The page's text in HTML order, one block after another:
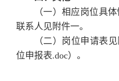
（一）相应岗位具
联系人见附件一。
（二）岗位申请表
位申报表.doc）。